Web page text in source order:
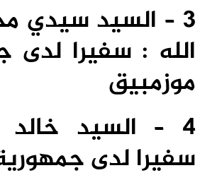
3 – السيد سيدي
الله : سفيرا لدى
موزمبيق
4 – السيد
سفيرا لدى